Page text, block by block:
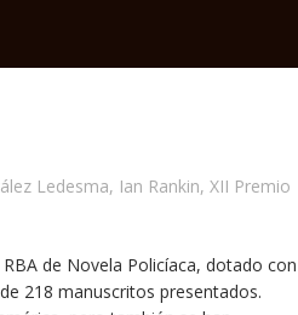
Ledesma, Ian Rankin, XII Premio
de Novela Policíaca, dotado con
218 manuscritos presentados.